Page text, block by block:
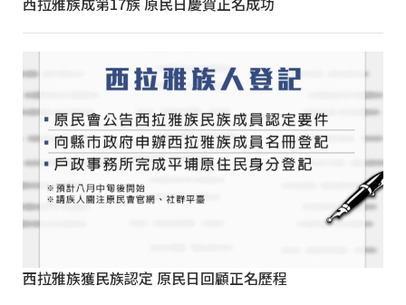
西拉雅族獲民族認定 原民日回顧正名歷程